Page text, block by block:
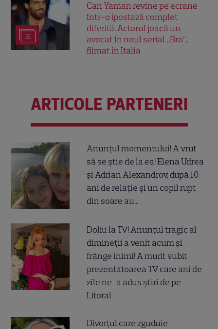
31
Can Yaman revine pe ecrane
într-o ipostază complet
diferită. Actorul joacă un
avocat în noul serial „Bro”,
filmat în Italia
ARTICOLE PARTENERI
Anunțul momentului! A vrut
să se știe de la ea! Elena Udrea
și Adrian Alexandrov, după 10
ani de relație și un copil rupt
din soare au...
Doliu la TV! Anunțul tragic al
dimineții a venit acum și
frânge inimi! A murit subit
prezentatoarea TV care ani de
zile ne-a adus știri de pe
Litoral
Divorțul care zguduie